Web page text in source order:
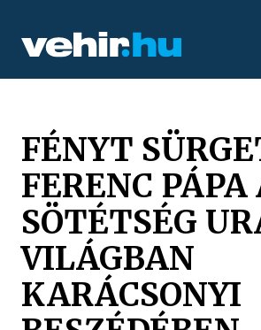
FÉNYT
FERENC PÁPA
SÖTÉTSÉG
VILÁGBAN
KARÁCSONYI